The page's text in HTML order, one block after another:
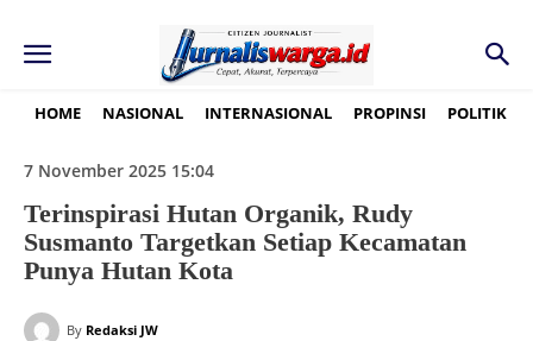
HOME NASIONAL INTERNASIONAL PROPINSI POLITIK
7 November 2025 15:04
Terinspirasi Hutan Organik, Rudy
Susmanto Targetkan Setiap Kecamatan
Punya Hutan Kota
By Redaksi JW